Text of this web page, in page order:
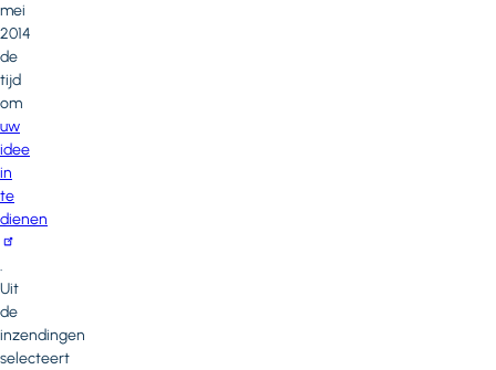
mei
2014
de
tijd
om
uw
idee
in
te
dienen
.
Uit
de
inzendingen
selecteert